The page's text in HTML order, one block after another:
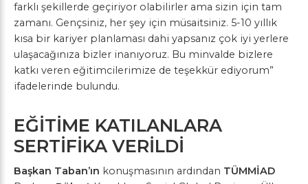
farklı şekillerde geçiriyor olabilirler ama sizin için tam
zamanı. Gençsiniz, her şey için müsaitsiniz. 5-10 yıllık
kısa bir kariyer planlaması dahi yapsanız çok iyi yerlere
ulaşacağınıza bizler inanıyoruz. Bu minvalde bizlere
katkı veren eğitimcilerimize de teşekkür ediyorum”
ifadelerinde bulundu.
EĞİTİME KATILANLARA
SERTİFİKA VERİLDİ
Başkan Taban’ın konuşmasının ardından TÜMMİAD